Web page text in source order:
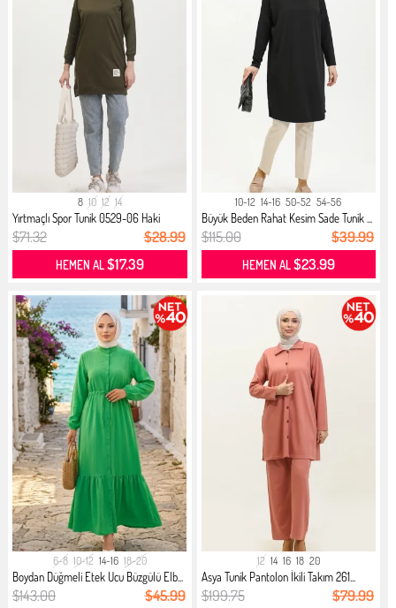
8 10 12 14
Yırtmaçlı Spor Tunik 0529-06 Haki
$71.32 $28.99
HEMEN AL$17.39
10-12 14-16 50-52 54-56
Büyük Beden Rahat Kesim Sade Tunik ...
$115.00 $39.99
HEMEN AL$23.99
6-8 10-12 14-16 18-20
Boydan Düğmeli Etek Ucu Büzgülü Elb...
$143.00 $45.99
12 14 16 18 20
Asya Tunik Pantolon İkili Takım 261...
$199.75 $79.99